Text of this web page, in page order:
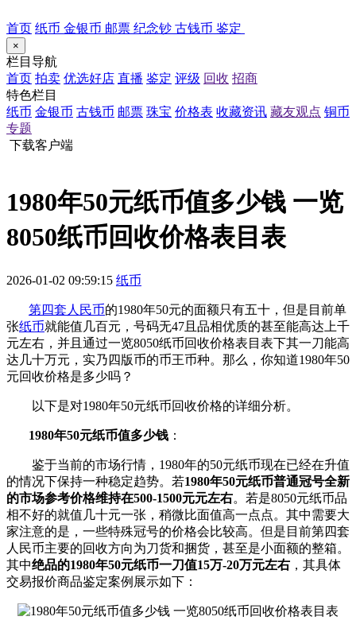
首页 纸币 金银币 邮票 纪念钞 古钱币 鉴定
×
栏目导航
首页 拍卖 优选好店 直播 鉴定 评级 回收 招商
特色栏目
纸币 金银币 古钱币 邮票 珠宝 价格表 收藏资讯 藏友观点 铜币
专题
下载客户端
1980年50元纸币值多少钱 一览
8050纸币回收价格表目表
2026-01-02 09:59:15 纸币
第四套人民币的1980年50元的面额只有五十，但是目前单
张纸币就能值几百元，号码无47且品相优质的甚至能高达上千
元左右，并且通过一览8050纸币回收价格表目表下其一刀能高
达几十万元，实乃四版币的币王币种。那么，你知道1980年50
元回收价格是多少吗？
以下是对1980年50元纸币回收价格的详细分析。
1980年50元纸币值多少钱 ：
鉴于当前的市场行情，1980年的50元纸币现在已经在升值
的情况下保持一种稳定趋势。若1980年50元纸币普通冠号全新
的市场参考价格维持在500-1500元元左右。若是8050元纸币品
相不好的就值几十元一张，稍微比面值高一点点。其中需要大
家注意的是，一些特殊冠号的价格会比较高。但是目前第四套
人民币主要的回收方向为刀货和捆货，甚至是小面额的整箱。
其中绝品的1980年50元纸币一刀值15万-20万元左右 ，其具体
交易报价商品鉴定案例展示如下：